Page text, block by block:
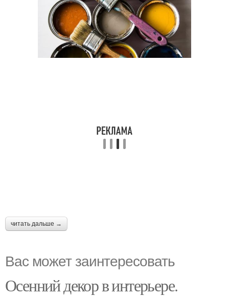
читать дальше →
Вас может заинтересовать
Осенний декор в интерьере.